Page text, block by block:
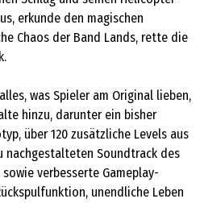
erkunde den magischen
Chaos der Band Lands, rette die
was Spieler am Original lieben,
hinzu, darunter ein bisher
über 120 zusätzliche Levels aus
nachgestalteten Soundtrack des
verbesserte Gameplay-
unendliche Leben